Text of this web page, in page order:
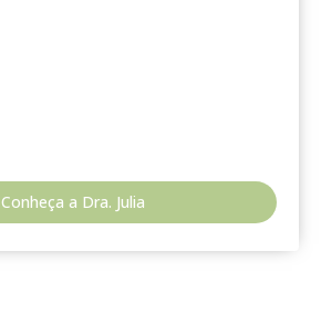
Conheça a Dra. Julia